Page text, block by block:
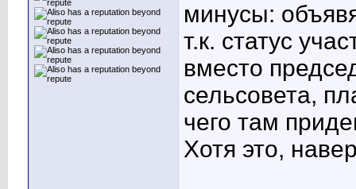
минусы:
т.к. статус
вместо
сельсовета,
чего там
Хотя это,